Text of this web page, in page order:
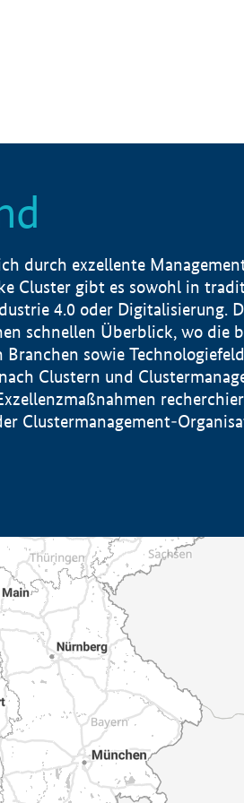
durch exzellente
Cluster gibt es sowohl in
4.0 oder Digitalisierung.
schnellen Überblick, wo die
sowie
Clustern und
Clustermanagement-